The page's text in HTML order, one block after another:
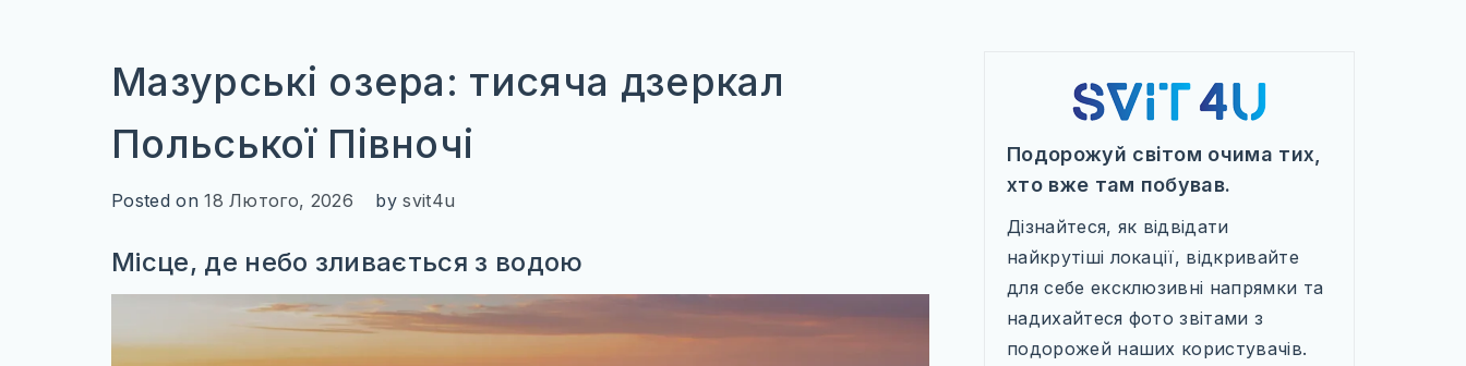
Мазурські озера: тисяча дзеркал
Польської Півночі
Posted on18 Лютого, 2026 bysvit4u
Місце, де небо зливається з водою
Подорожуй світом очима тих,
хто вже там побував.
Дізнайтеся, як відвідати
найкрутіші локації, відкривайте
для себе ексклюзивні напрямки та
надихайтеся фото звітами з
подорожей наших користувачів.